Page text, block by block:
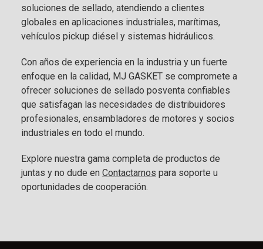
soluciones de sellado, atendiendo a clientes
globales en aplicaciones industriales, marítimas,
vehículos pickup diésel y sistemas hidráulicos.
Con años de experiencia en la industria y un fuerte
enfoque en la calidad, MJ GASKET se compromete a
ofrecer soluciones de sellado posventa confiables
que satisfagan las necesidades de distribuidores
profesionales, ensambladores de motores y socios
industriales en todo el mundo.
Explore nuestra gama completa de productos de
juntas y no dude en Contactarnos para soporte u
oportunidades de cooperación.